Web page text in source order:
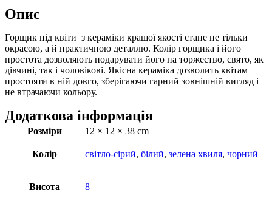
Опис
Горщик під квіти з кераміки кращої якості стане не тільки
окрасою, а й практичною деталлю. Колір горщика і його
простота дозволяють подарувати його на торжество, свято, як
дівчині, так і чоловікові. Якісна кераміка дозволить квітам
простояти в ній довго, зберігаючи гарний зовнішній вигляд і
не втрачаючи кольору.
Додаткова інформація
Розміри 12 × 12 × 38 cm
Колір світло-сірий, білий, зелена хвиля, чорний
Висота 8